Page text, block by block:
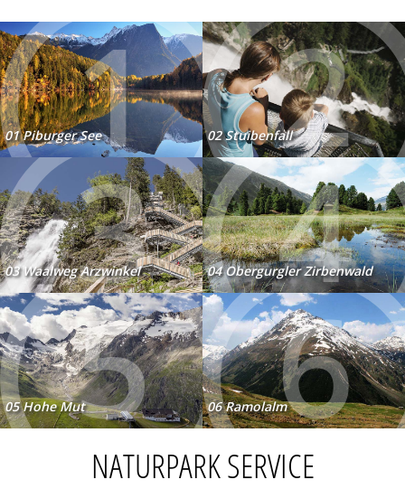
1
01 Piburger See 2
02 Stuibenfall
3
03 Waalweg Arzwinkel 4
04 Obergurgler Zirbenwald
5
05 Hohe Mut 6
06 Ramolalm
NATURPARK SERVICE